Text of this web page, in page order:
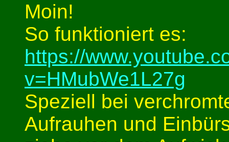
Moin!
So funktioniert es:
https://
v=HMubWe1L27g
Speziell bei
Aufrauhen und